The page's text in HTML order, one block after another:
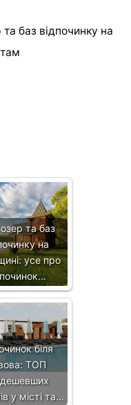
баз відпочинку на
та баз
на
усе про
біля
ТОП
у місті та…